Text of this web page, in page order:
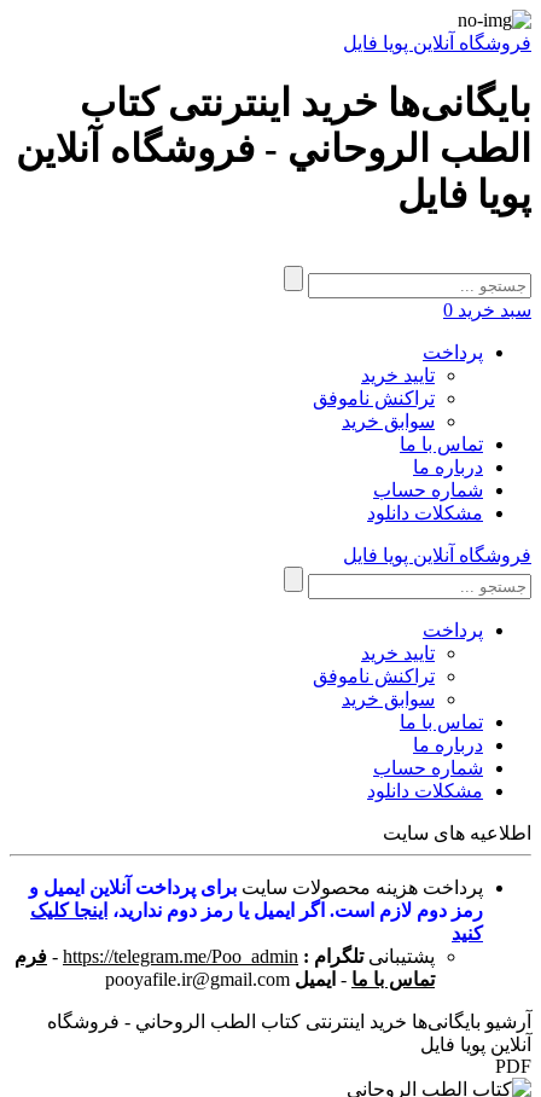
فروشگاه آنلاین پویا فایل
بایگانی‌ها خرید اینترنتی کتاب
الطب الروحاني - فروشگاه آنلاین
پویا فایل
سبد خرید 0
پرداخت
تایید خرید
تراکنش ناموفق
سوابق خرید
تماس با ما
درباره ما
شماره حساب
مشکلات دانلود
فروشگاه آنلاین پویا فایل
پرداخت
تایید خرید
تراکنش ناموفق
سوابق خرید
تماس با ما
درباره ما
شماره حساب
مشکلات دانلود
اطلاعیه های سایت
پرداخت هزینه محصولات سایت برای پرداخت آنلاین ایمیل و
رمز دوم لازم است. اگر ایمیل یا رمز دوم ندارید، اینجا کلیک
کنید
پشتیبانی تلگرام : https://telegram.me/Poo_admin
- فرم
تماس با ما - ایمیل pooyafile.ir@gmail.com
آرشیو بایگانی‌ها خرید اینترنتی کتاب الطب الروحاني - فروشگاه
آنلاین پویا فایل
PDF